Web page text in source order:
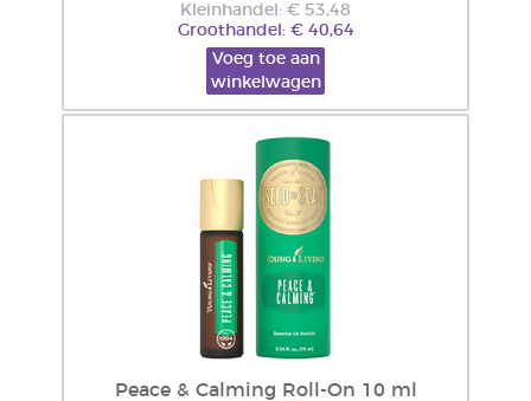
Kleinhandel: € 53,48
Groothandel: € 40,64
Voeg toe aan
winkelwagen
Peace & Calming Roll-On 10 ml